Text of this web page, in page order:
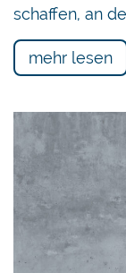
schaffen, an
mehr lesen